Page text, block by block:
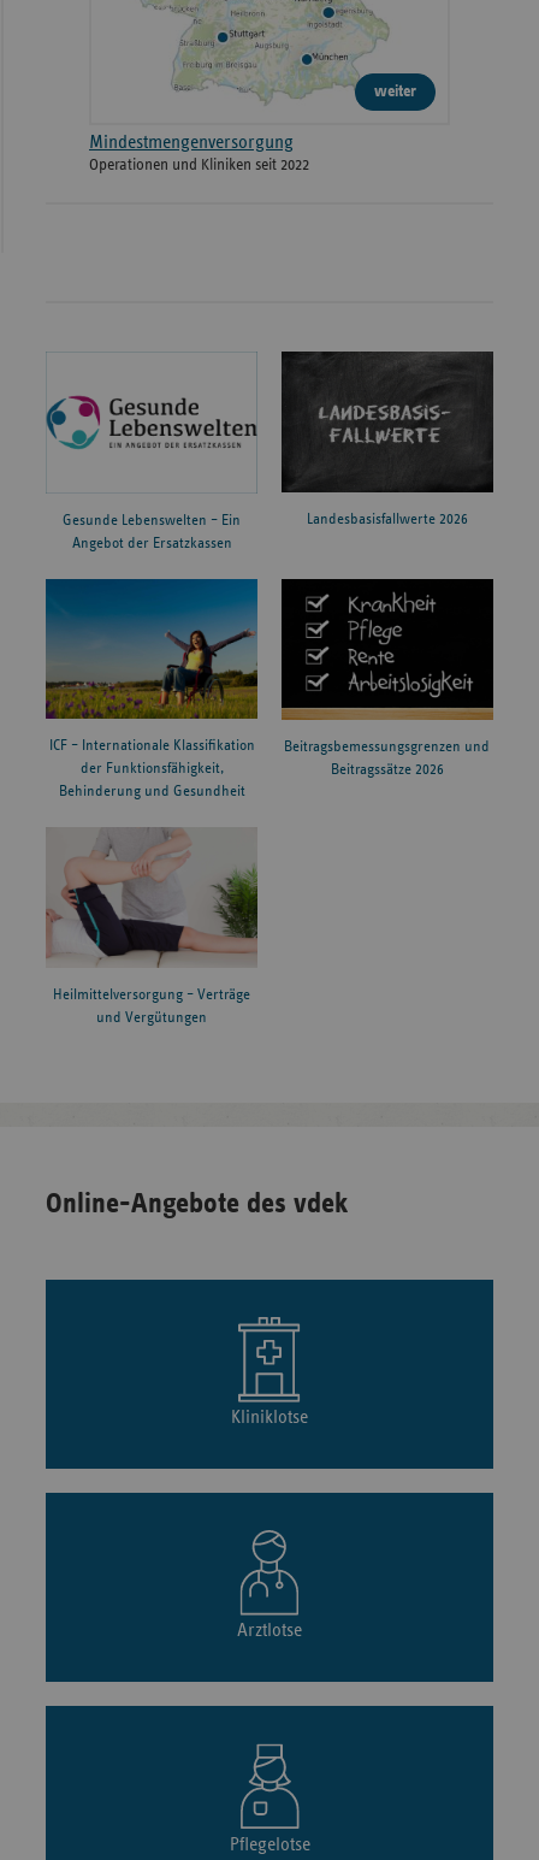
weiter
Mindestmengenversorgung
Operationen und Kliniken seit 2022
Gesunde Lebenswelten – Ein
Angebot der Ersatzkassen
Landesbasisfallwerte 2026
ICF – Internationale Klassifikation
der Funktionsfähigkeit,
Behinderung und Gesundheit
Beitragsbemessungsgrenzen und
Beitragssätze 2026
Heilmittelversorgung – Verträge
und Vergütungen
Online-Angebote des vdek
Kliniklotse
Arztlotse
Pflegelotse